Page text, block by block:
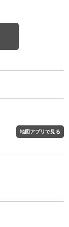
地図アプリで見る